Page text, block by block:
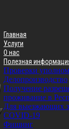
Главная
Услуги
О нас
Полезная
Проверки
Делопроизводство
Получение
проживание в
Для выезжающих
COVID-19
Фишинг